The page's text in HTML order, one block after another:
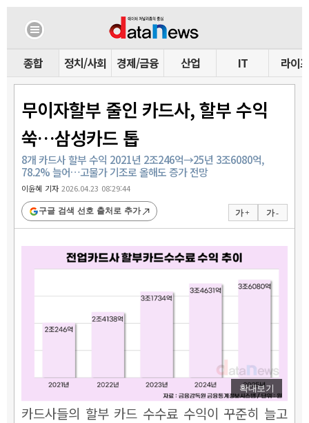
종합 정치/사회 경제/금융 산업 IT 라이프
무이자할부 줄인 카드사, 할부 수익
쑥…삼성카드 톱
8개 카드사 할부 수익 2021년 2조246억→25년 3조6080억,
78.2% 늘어…고물가 기조로 올해도 증가 전망
이윤혜 기자2026.04.23 08:29:44
가 + 가 -
구글 검색 선호 출처로 추가
확대보기
카드사들의 할부 카드 수수료 수익이 꾸준히 늘고